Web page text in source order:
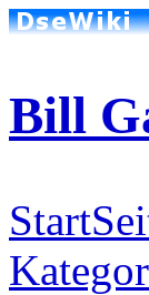
Bill